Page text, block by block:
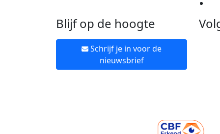
Blijf op de hoogte
Schrijf je in voor de
nieuwsbrief